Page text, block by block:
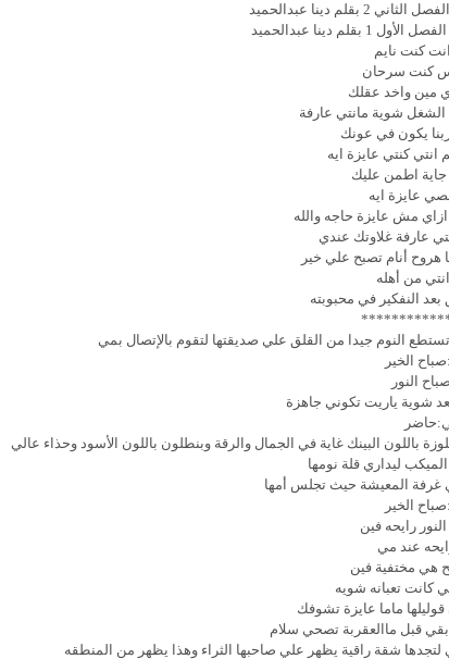
دينا عبدالحميد
دينا عبدالحميد
كنت نايم
كنت سرحان
مين واخد عقلك
شوية مانتي عارفة
يكون في عونك
انتي كنتي عايزة ايه
اطمن عليك
عايزة ايه
مش عايزة حاجه والله
عارفة غلاوتك عندي
هروح أنام تصبح علي خير
من أهله
النفكير في محبوبته
النوم جيدا من القلق علي صديقتها لتقوم بالإتصال بمي
الخير
النور
شوية ياريت تكوني جاهزة
باللون البينك غاية في الجمال والرقة وبنطلون باللون الأسود وحذاء عالي
ليداري قلة نومها
غرفة المعيشة حيث تجلس أمها
الخير
رايحه فين
عند مي
هي مختفية فين
تعبانه شويه
قوليلها ماما عايزة تشوفك
قبل ماالعقربة تصحي سلام
شقة راقية يظهر علي صاحبها الثراء وهذا يظهر من المنطقه